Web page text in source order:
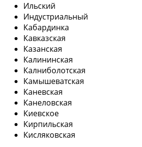
Ильский
Индустриальный
Кабардинка
Кавказская
Казанская
Калининская
Калниболотская
Камышеватская
Каневская
Канеловская
Киевское
Кирпильская
Кисляковская